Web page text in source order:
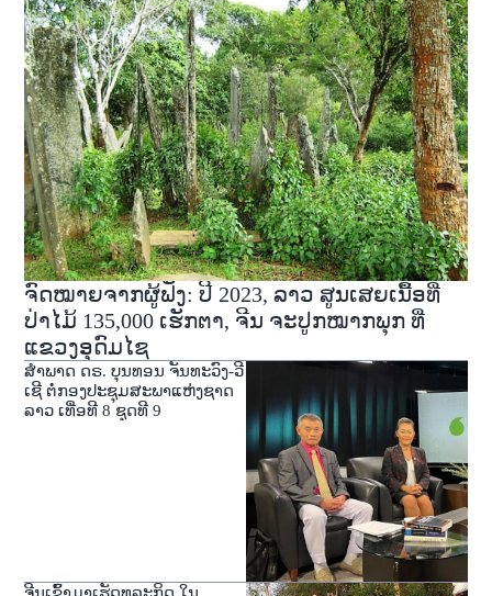
ຈົດໝາຍຈາກຜູ້ຟັງ: ປີ 2023, ລາວ ສູນເສຍເນື້ອທີ່
ປ່າໄມ້ 135,000 ເຮັກຕາ, ຈີນ ຈະປູກໝາກພຸກ ທີ່
ແຂວງອຸດົມໄຊ
ສໍາພາດ ດຣ. ບຸນທອນ ຈັນທະວົງ-ວີ
ເຊີ ຕໍ່ກອງປະຊຸມສະພາແຫ່ງຊາດ
ລາວ ເທື່ອທີ 8 ຊຸດທີ 9